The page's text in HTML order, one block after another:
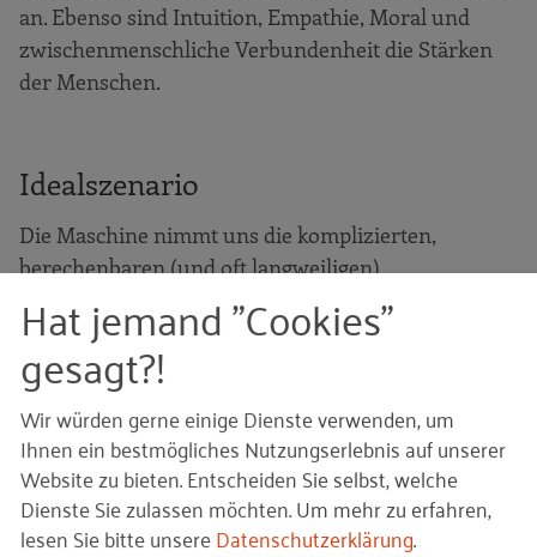
an. Ebenso sind Intuition, Empathie, Moral und
zwischenmenschliche Verbundenheit die Stärken
der Menschen.
Idealszenario
Die Maschine nimmt uns die komplizierten,
berechenbaren (und oft langweiligen)
Routineaufgaben entweder komplett ab oder liefert
die passende Zuarbeit für weitere Arbeitsschritte
und Entscheidungen. Dadurch wird der
Fachkräftemangel gelindert und Menschen
werden von repetitiven Tätigkeiten entlastet. Sie
können sich dadurch den Aufgaben zuwenden, die
auf Kreativität, Empathie, Kontextualisierung in
volatilem Umfeld sowie auf zwischenmenschliche
Hat jemand "Cookies"
gesagt?!
Wir würden gerne einige Dienste verwenden, um
Ihnen ein bestmögliches Nutzungserlebnis auf unserer
Website zu bieten. Entscheiden Sie selbst, welche
Dienste Sie zulassen möchten.Um mehr zu erfahren,
lesen Sie bitte unsereDatenschutzerklärung.